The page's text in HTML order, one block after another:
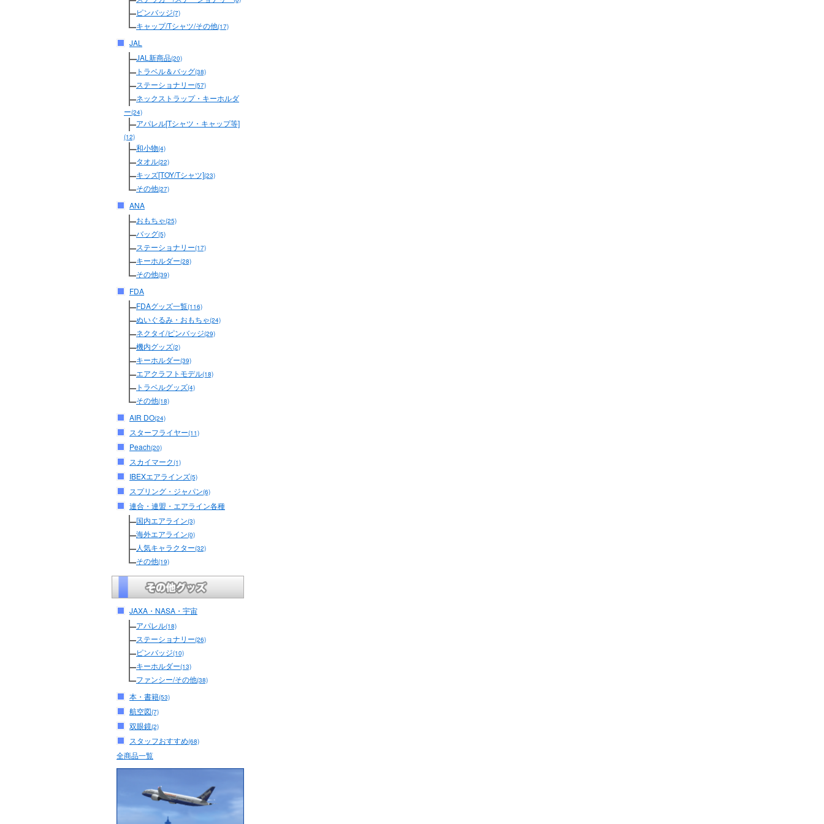
ピンバッジ(7)
キャップ/Tシャツ/その他(17)
JAL
JAL新商品(20)
トラベル＆バッグ(38)
ステーショナリー(57)
ネックストラップ・キーホルダ
ー(24)
アパレル[Tシャツ・キャップ等]
(12)
和小物(4)
タオル(22)
キッズ[TOY/Tシャツ](23)
その他(27)
ANA
おもちゃ(25)
バッグ(5)
ステーショナリー(17)
キーホルダー(28)
その他(39)
FDA
FDAグッズ一覧(116)
ぬいぐるみ・おもちゃ(24)
ネクタイ/ピンバッジ(29)
機内グッズ(2)
キーホルダー(39)
エアクラフトモデル(18)
トラベルグッズ(4)
その他(18)
AIR DO(24)
スターフライヤー(11)
Peach(20)
スカイマーク(1)
IBEXエアラインズ(5)
スプリング・ジャパン(6)
連合・連盟・エアライン各種
国内エアライン(3)
海外エアライン(0)
人気キャラクター(32)
その他(19)
JAXA・NASA・宇宙
アパレル(18)
ステーショナリー(26)
ピンバッジ(10)
キーホルダー(13)
ファンシー/その他(38)
本・書籍(53)
航空図(7)
双眼鏡(2)
スタッフおすすめ(68)
全商品一覧